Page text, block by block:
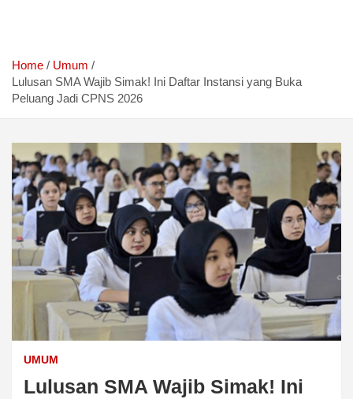
Home
Umum
Lulusan SMA Wajib Simak! Ini Daftar Instansi yang Buka
Peluang Jadi CPNS 2026
UMUM
Lulusan SMA Wajib Simak! Ini